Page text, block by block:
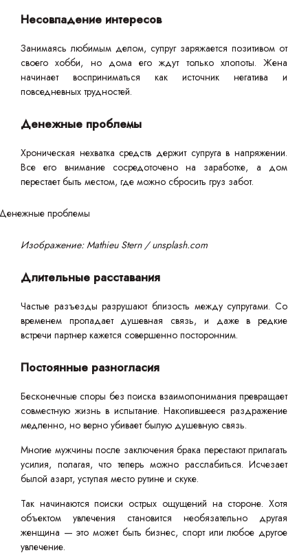
Несовпадение интересов
Занимаясь любимым делом, супруг заряжается позитивом от
своего хобби, но дома его ждут только хлопоты. Жена
начинает восприниматься как источник негатива и
повседневных трудностей.
Денежные проблемы
Хроническая нехватка средств держит супруга в напряжении.
Все его внимание сосредоточено на заработке, а дом
перестает быть местом, где можно сбросить груз забот.
Изображение: Mathieu Stern / unsplash.com
Длительные расставания
Частые разъезды разрушают близость между супругами. Со
временем пропадает душевная связь, и даже в редкие
встречи партнер кажется совершенно посторонним.
Постоянные разногласия
Бесконечные споры без поиска взаимопонимания превращает
совместную жизнь в испытание. Накопившееся раздражение
медленно, но верно убивает былую душевную связь.
Многие мужчины после заключения брака перестают прилагать
усилия, полагая, что теперь можно расслабиться. Исчезает
былой азарт, уступая место рутине и скуке.
Так начинаются поиски острых ощущений на стороне. Хотя
объектом увлечения становится необязательно другая
женщина — это может быть бизнес, спорт или любое другое
увлечение.